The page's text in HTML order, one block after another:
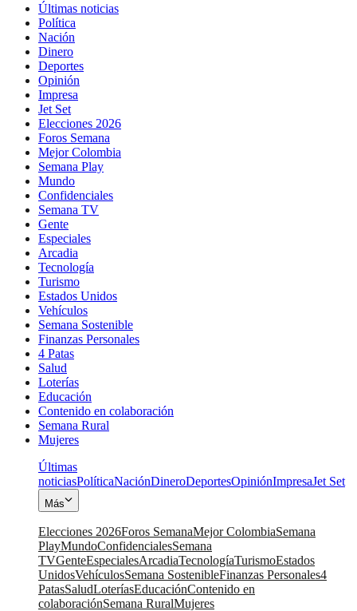
Últimas noticias
Política
Nación
Dinero
Deportes
Opinión
Impresa
Jet Set
Elecciones 2026
Foros Semana
Mejor Colombia
Semana Play
Mundo
Confidenciales
Semana TV
Gente
Especiales
Arcadia
Tecnología
Turismo
Estados Unidos
Vehículos
Semana Sostenible
Finanzas Personales
4 Patas
Salud
Loterías
Educación
Contenido en colaboración
Semana Rural
Mujeres
Últimas
noticiasPolíticaNaciónDineroDeportesOpiniónImpresaJet Set
Más
Elecciones 2026Foros SemanaMejor ColombiaSemana
PlayMundoConfidencialesSemana
TVGenteEspecialesArcadiaTecnologíaTurismoEstados
UnidosVehículosSemana SostenibleFinanzas Personales4
PatasSaludLoteríasEducaciónContenido en
colaboraciónSemana RuralMujeres